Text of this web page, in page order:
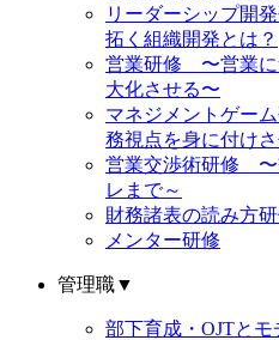
リーダーシップ開
拓く組織開発とは？
営業研修 〜営業に
大化させる〜
マネジメントゲー
務視点を身に付け
営業交渉術研修 〜
レまで～
財務諸表の読み方
メンター研修
管理職▼
部下育成・OJTと